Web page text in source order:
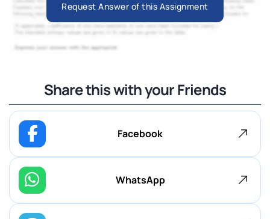
Request Answer of this Assignment
Share this with your Friends
Facebook
WhatsApp